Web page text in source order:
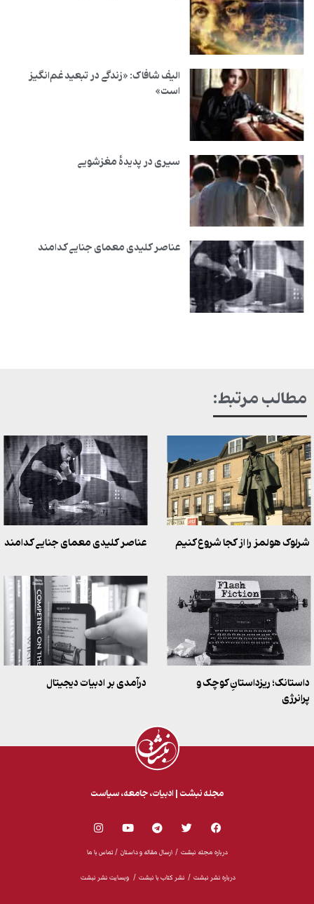
الیف شافاک: «زندگی در تبعید غم‌انگیز
است»
سیری در پدیدهٔ مغزشویی
عناصر کلیدی معمای جنایی کدامند
مطالب مرتبط:
شرلوک هولمز را از کجا شروع کنیم عناصر کلیدی معمای جنایی کدامند
داستانک؛ ریزداستانِ کوچک و
پرانرژی
درآمدی بر ادبیات دیجیتال
مجله نبشت | ادبیات،‌ جامعه، سیاست
درباره مجله نبشت/ارسال مقاله و داستان / تماس با ما
درباره نشر نبشت / نشر کتاب با نبشت /وبسایت نشر نبشت